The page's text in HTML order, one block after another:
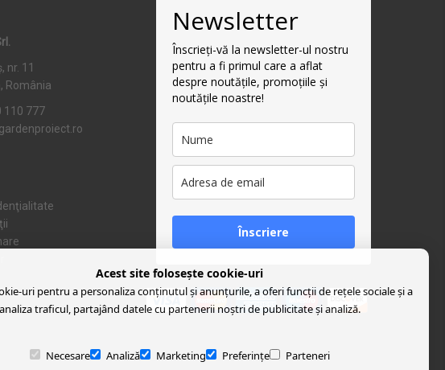
nr. 11
România
110 777
Newsletter
Înscrieți-vă la newsletter-ul nostru
pentru a fi primul care a aflat
despre noutățile, promoțiile și
noutățile noastre!
Înscriere
Acest site folosește cookie-uri
uri pentru a personaliza conținutul și anunțurile, a oferi funcții de rețele sociale și a
analiza traficul, partajând datele cu partenerii noștri de publicitate și analiză.
Necesare Analiză Marketing Preferințe Parteneri